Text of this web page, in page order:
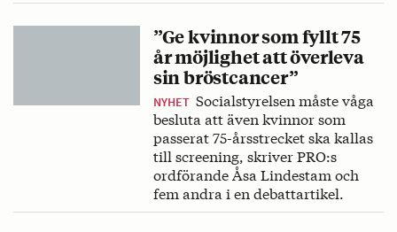
”Ge kvinnor som fyllt 75
år möjlighet att överleva
sin bröstcancer”
NYHET Socialstyrelsen måste våga
besluta att även kvinnor som
passerat 75-årsstrecket ska kallas
till screening, skriver PRO:s
ordförande Åsa Lindestam och
fem andra i en debattartikel.